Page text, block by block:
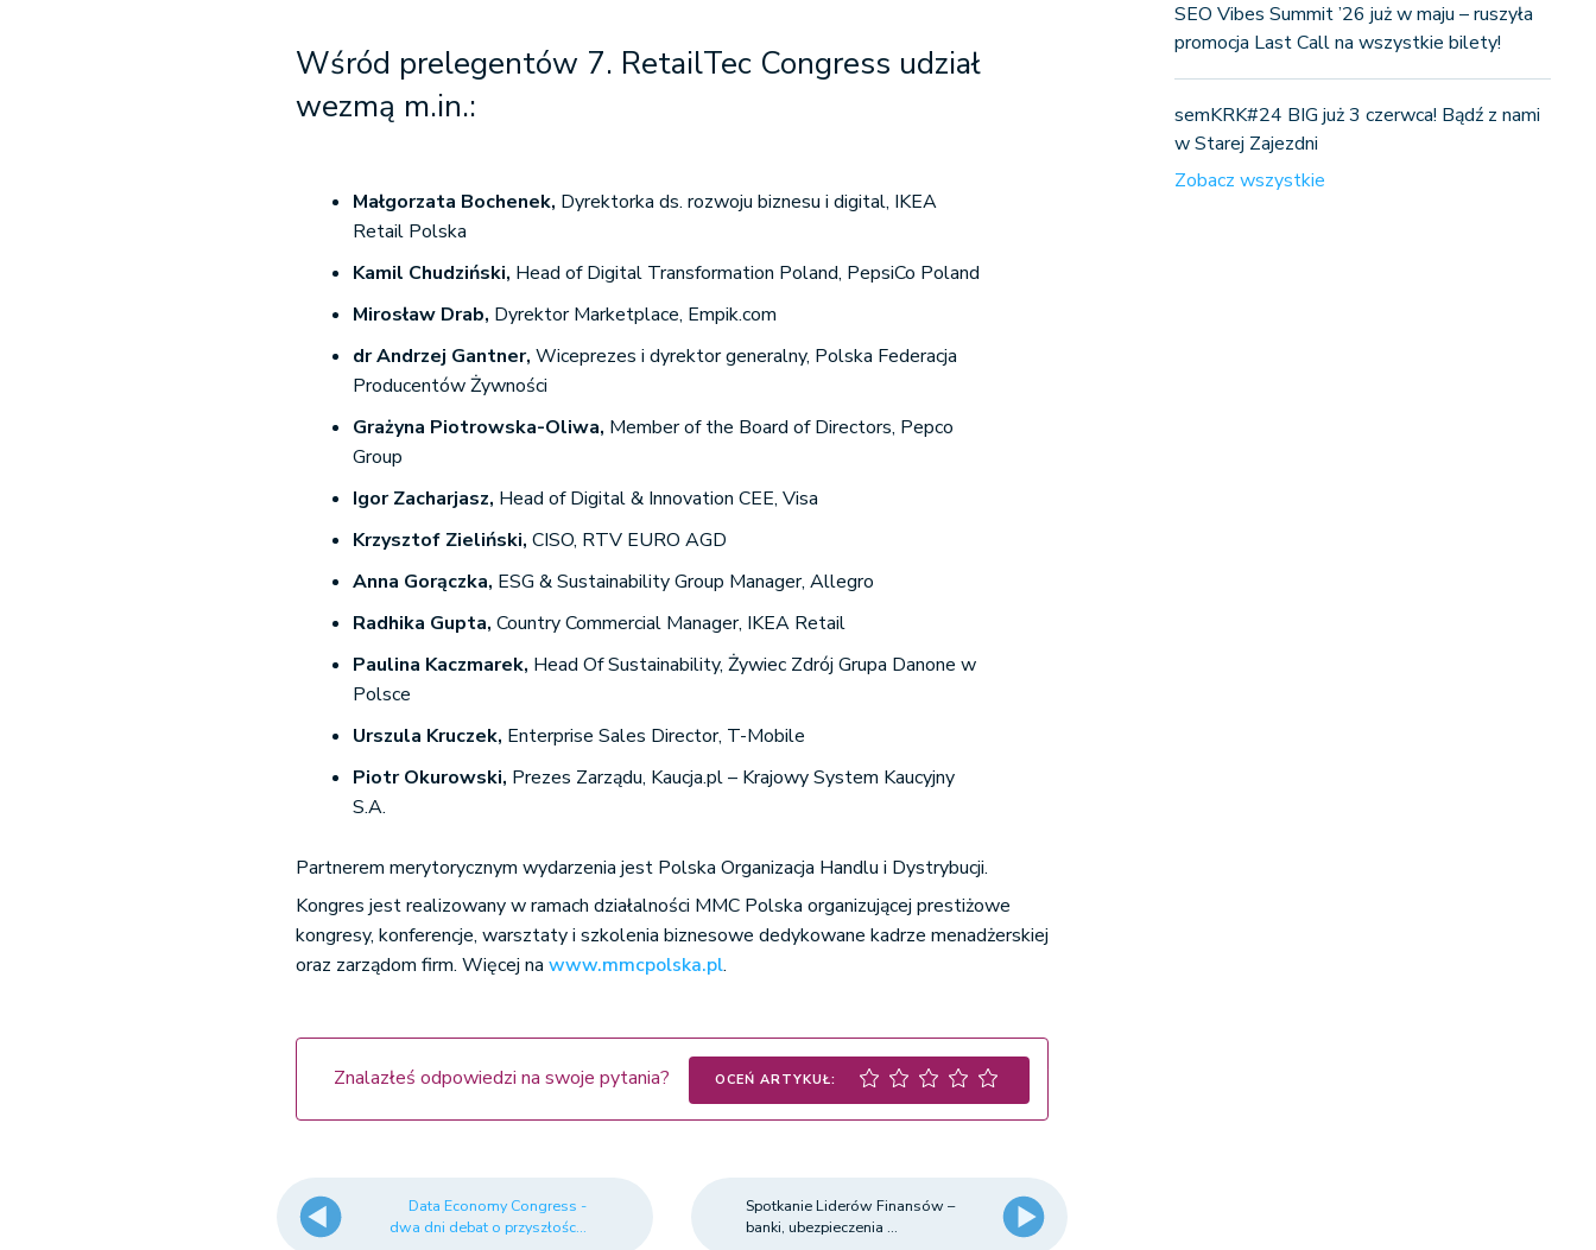
Wśród prelegentów 7. RetailTec Congress udział
wezmą m.in.:
Małgorzata Bochenek, Dyrektorka ds. rozwoju biznesu i digital, IKEA
Retail Polska
Kamil Chudziński, Head of Digital Transformation Poland, PepsiCo Poland
Mirosław Drab, Dyrektor Marketplace, Empik.com
dr Andrzej Gantner, Wiceprezes i dyrektor generalny, Polska Federacja
Producentów Żywności
Grażyna Piotrowska-Oliwa, Member of the Board of Directors, Pepco
Group
Igor Zacharjasz, Head of Digital & Innovation CEE, Visa
Krzysztof Zieliński, CISO, RTV EURO AGD
Anna Gorączka, ESG & Sustainability Group Manager, Allegro
Radhika Gupta,Country Commercial Manager, IKEA Retail
Paulina Kaczmarek, Head Of Sustainability, Żywiec Zdrój Grupa Danone w
Polsce
Urszula Kruczek, Enterprise Sales Director, T-Mobile
Piotr Okurowski, Prezes Zarządu, Kaucja.pl – Krajowy System Kaucyjny
S.A.
Partnerem merytorycznym wydarzenia jest Polska Organizacja Handlu i Dystrybucji.
Kongres jest realizowany w ramach działalności MMC Polska organizującej prestiżowe
kongresy, konferencje, warsztaty i szkolenia biznesowe dedykowane kadrze menadżerskiej
oraz zarządom firm. Więcej nawww.mmcpolska.pl.
Znalazłeś odpowiedzi na swoje pytania? OCEŃ ARTYKUŁ:
Data Economy Congress -
dwa dni debat o przyszłośc...
Spotkanie Liderów Finansów –
banki, ubezpieczenia ...
SEO Vibes Summit ’26 już w maju – ruszyła
promocja Last Call na wszystkie bilety!
semKRK#24 BIG już 3 czerwca! Bądź z nami
w Starej Zajezdni
Zobacz wszystkie